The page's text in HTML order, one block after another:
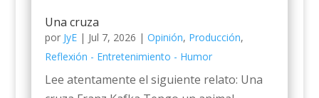
Una cruza
por JyE| Jul 7, 2026 | Opinión, Producción,
Reflexión - Entretenimiento - Humor
Lee atentamente el siguiente relato: Una